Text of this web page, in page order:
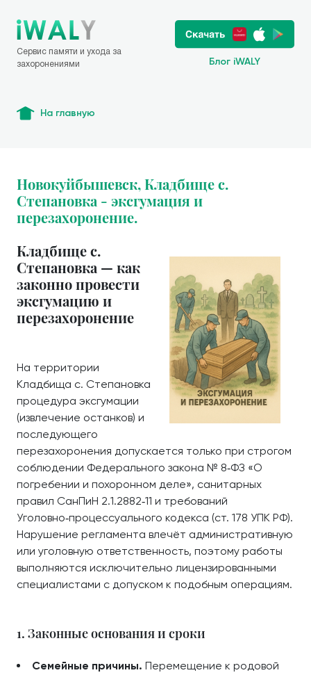
Сервис памяти и ухода за
захоронениями
Блог iWALY
На главную
Новокуйбышевск, Кладбище с.
Степановка - эксгумация и
перезахоронение.
Кладбище с.
Степановка — как
законно провести
эксгумацию и
перезахоронение
На территории
Кладбища с. Степановка
процедура эксгумации
(извлечение останков) и
последующего
перезахоронения допускается только при строгом
соблюдении Федерального закона № 8‑ФЗ «О
погребении и похоронном деле», санитарных
правил СанПиН 2.1.2882‑11 и требований
Уголовно‑процессуального кодекса (ст. 178 УПК РФ).
Нарушение регламента влечёт административную
или уголовную ответственность, поэтому работы
выполняются исключительно лицензированными
специалистами с допуском к подобным операциям.
1. Законные основания и сроки
Семейные причины. Перемещение к родовой